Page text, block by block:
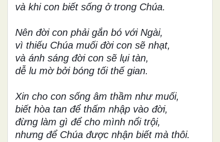
và khi con biết sống ở trong Chúa.
Nên đời con phải gắn bó với Ngài,
vì thiếu Chúa muối đời con sẽ nhạt,
và ánh sáng đời con sẽ lụi tàn,
dễ lu mờ bởi bóng tối thế gian.
Xin cho con sống âm thầm như muối,
biết hòa tan để thấm nhập vào đời,
đừng làm gì để cho mình nổi trội,
nhưng để Chúa được nhận biết mà thôi.